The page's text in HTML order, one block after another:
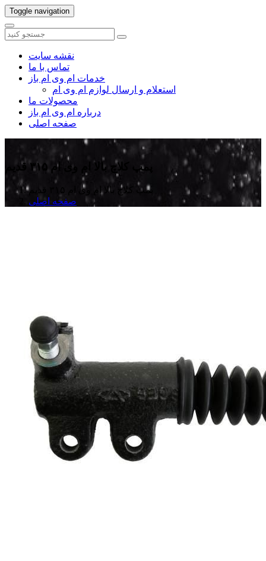
Toggle navigation
نقشه سایت
تماس با ما
خدمات ام وی ام باز
استعلام و ارسال لوازم ام وی ام
محصولات ما
درباره ام وی ام باز
صفحه اصلی
پمپ کلاچ بالا ام وی ام ۳۱۵ قدیم
پمپ کلاچ بالا ام وی ام ۳۱۵ قدیم
صفحه اصلی